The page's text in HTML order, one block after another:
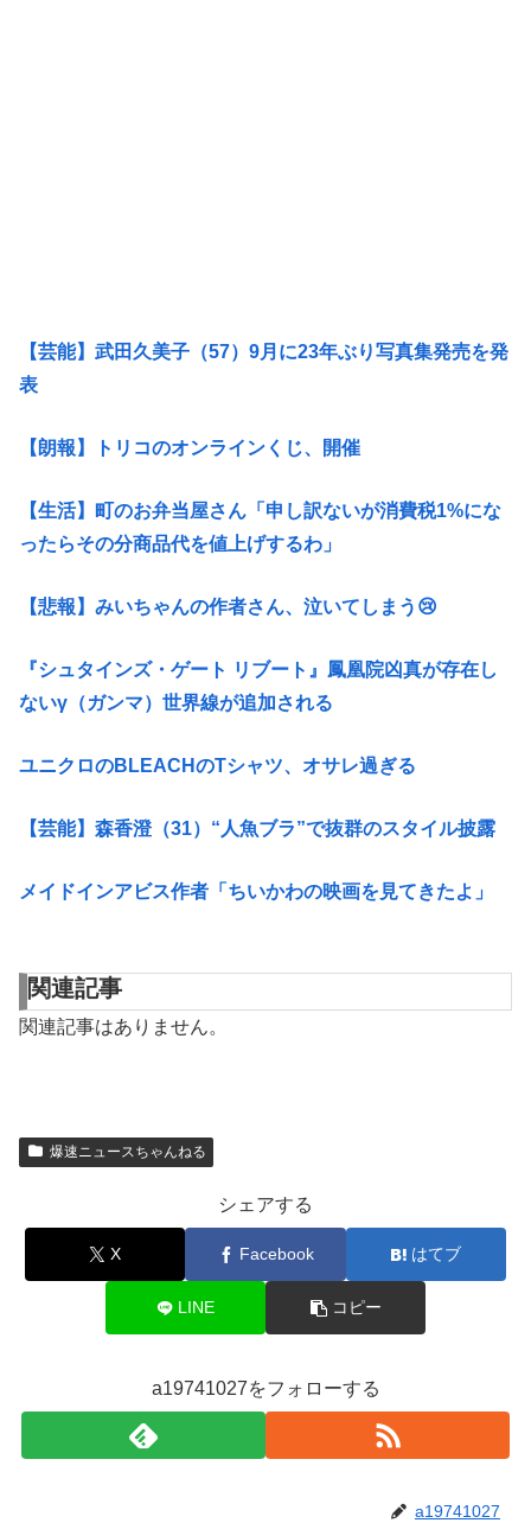
【芸能】武田久美子（57）9月に23年ぶり写真集発売を発
表
【朗報】トリコのオンラインくじ、開催
【生活】町のお弁当屋さん「申し訳ないが消費税1%にな
ったらその分商品代を値上げするわ」
【悲報】みいちゃんの作者さん、泣いてしまう😢
『シュタインズ・ゲート リブート』鳳凰院凶真が存在し
ないγ（ガンマ）世界線が追加される
ユニクロのBLEACHのTシャツ、オサレ過ぎる
【芸能】森香澄（31）“人魚ブラ”で抜群のスタイル披露
メイドインアビス作者「ちいかわの映画を見てきたよ」
関連記事
関連記事はありません。
爆速ニュースちゃんねる
シェアする
X Facebook はてブ
LINE コピー
a19741027をフォローする
a19741027